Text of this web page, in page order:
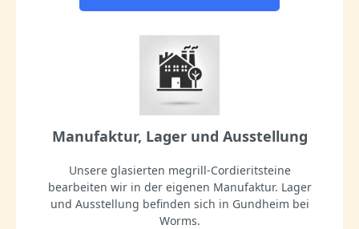
Manufaktur, Lager und Ausstellung
Unsere glasierten megrill-Cordieritsteine
bearbeiten wir in der eigenen Manufaktur. Lager
und Ausstellung befinden sich in Gundheim bei
Worms.